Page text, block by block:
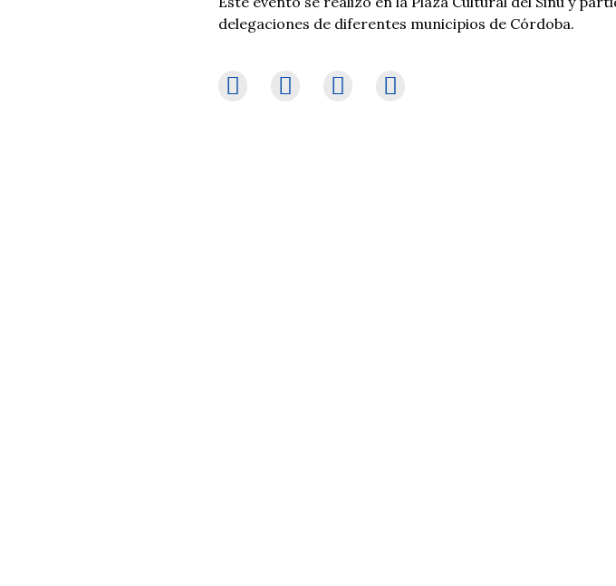
delegaciones de diferentes municipios de Córdoba.